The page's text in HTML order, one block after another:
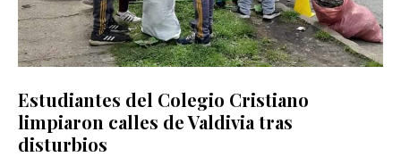
Estudiantes del Colegio Cristiano
limpiaron calles de Valdivia tras
disturbios